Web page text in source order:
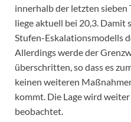
innerhalb der letzten sieben
liege aktuell bei 20,3. Damit
Stufen-Eskalationsmodells
Allerdings werde der
überschritten, so dass es
keinen weiteren
kommt. Die Lage wird
beobachtet.